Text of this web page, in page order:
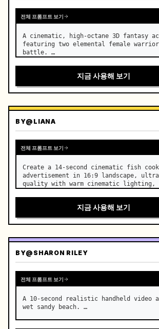
전체 프롬프트 보기
A cinematic, high-octane 3D fantasy
featuring two elemental female
battle. …
지금 사용해 보기
BY@LIANA
전체 프롬프트 보기
Create a 14-second cinematic fish
advertisement in 16:9 landscape,
quality with warm cinematic lighting,
지금 사용해 보기
BY@SHARON RILEY
전체 프롬프트 보기
A 10-second realistic handheld video
wet sandy beach. …